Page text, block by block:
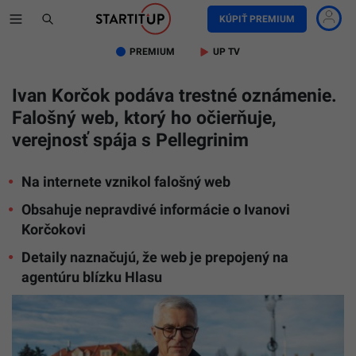
KÚPIŤ PREMIUM
PREMIUM UP TV
Ivan Korčok podáva trestné oznámenie.
Falošný web, ktorý ho očierňuje,
verejnosť spája s Pellegrinim
Na internete vznikol falošný web
Obsahuje nepravdivé informácie o Ivanovi
Korčokovi
Detaily naznačujú, že web je prepojený na
agentúru blízku Hlasu